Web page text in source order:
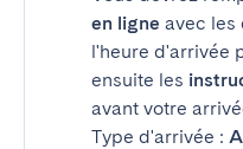
en ligne avec les
l'heure d'arrivée
ensuite les
avant votre
Type d'arrivée :